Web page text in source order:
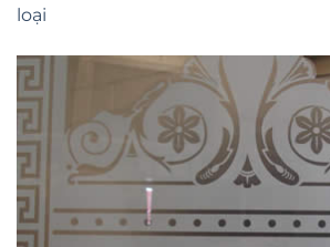
loại